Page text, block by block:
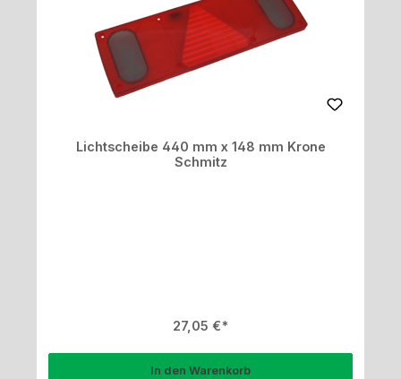
Lichtscheibe 440 mm x 148 mm Krone
Schmitz
Regulärer Preis:
27,05 €
In den Warenkorb